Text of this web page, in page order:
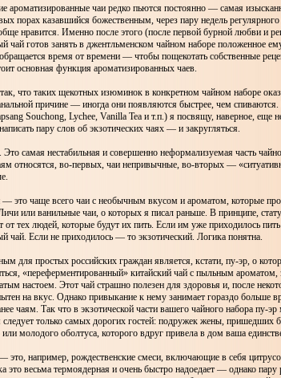
ароматизированные чаи редко пьются постоянно — самая
порах казавшийся божественным, через пару недель регулярного
нравится. Именно после этого (после первой бурной любви и
чай готов занять в джентльменском чайном наборе положенное
время от времени — чтобы пощекотать собственные
основная функция ароматизированных чаев.
что таких щекотных изюминок в конкретном чайном наборе
причине — иногда они появляются быстрее, чем
Souchong, Lychee, Vanilla Tea и т.п.) я посвящу, наверное,
пару слов об экзотических чаях — и закругляться.
Это самая нестабильная и совершенно неформализуемая часть
относятся, во-первых, чаи непривычные, во-вторых —
это чаще всего чаи с необычным вкусом и ароматом, которые
или ванильные чаи, о которых я писал раньше. В принципе,
от тех людей, которые будут их пить. Если им уже приходилось
чай. Если не приходилось — то экзотический. Логика понятна.
для простых российских граждан является, кстати, пу-эр, о
«переферментированный» китайский чай с пыльным
настоем. Этот чай страшно полезен для здоровья и, после
на вкус. Однако привыкание к нему занимает гораздо больше
чаям. Так что в экзотической части вашего чайного набора пу-
только самых дорогих гостей: подружек жены, пришедших
молодого оболтуса, которого вдруг привела в дом ваша
это, например, рождественские смеси, включающие в себя
это весьма термоядерная и очень быстро надоедает — однако